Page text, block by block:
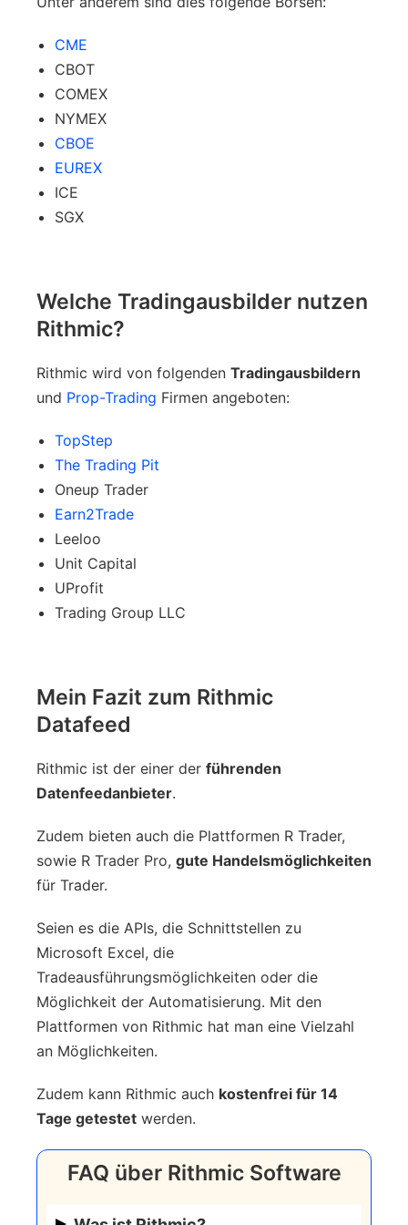
CME
CBOT
COMEX
NYMEX
CBOE
EUREX
ICE
SGX
Welche Tradingausbilder nutzen
Rithmic?
Rithmic wird von folgenden Tradingausbildern
und Prop-Trading Firmen angeboten:
TopStep
The Trading Pit
Oneup Trader
Earn2Trade
Leeloo
Unit Capital
UProfit
Trading Group LLC
Mein Fazit zum Rithmic
Datafeed
Rithmic ist der einer der führenden
Datenfeedanbieter.
Zudem bieten auch die Plattformen R Trader,
sowie R Trader Pro, gute Handelsmöglichkeiten
für Trader.
Seien es die APIs, die Schnittstellen zu
Microsoft Excel, die
Tradeausführungsmöglichkeiten oder die
Möglichkeit der Automatisierung. Mit den
Plattformen von Rithmic hat man eine Vielzahl
an Möglichkeiten.
Zudem kann Rithmic auch kostenfrei für 14
Tage getestet werden.
FAQ über Rithmic Software